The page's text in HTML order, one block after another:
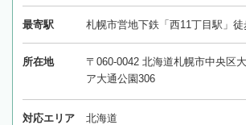
最寄駅 札幌市営地下鉄「西11丁目駅」徒
所在地
〒060-0042 北海道札幌市中央区
ア大通公園306
対応エリア 北海道